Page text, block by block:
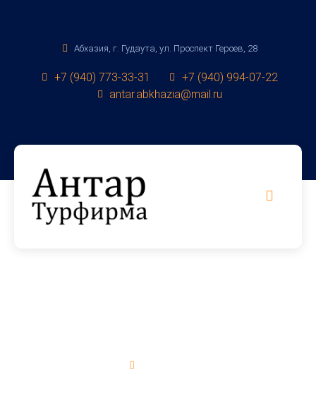
Абхазия, г. Гудаута, ул. Проспект Героев, 28
+7 (940) 773-33-31
+7 (940) 994-07-22
antar.abkhazia@mail.ru